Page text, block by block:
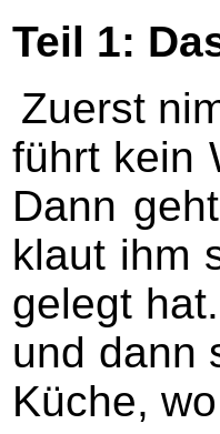
Teil 1:
Zuerst
führt kein
Dann
klaut ihm
gelegt
und dann
Küche,